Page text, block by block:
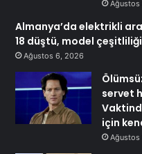
Ağustos
Almanya’da elektrikli
18 düştü, model
Ağustos 6, 2026
servet
için
Ağustos